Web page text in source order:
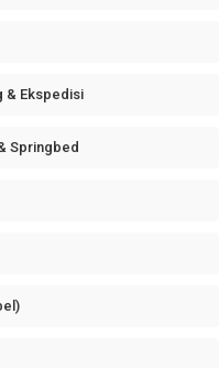
& Ekspedisi
Springbed